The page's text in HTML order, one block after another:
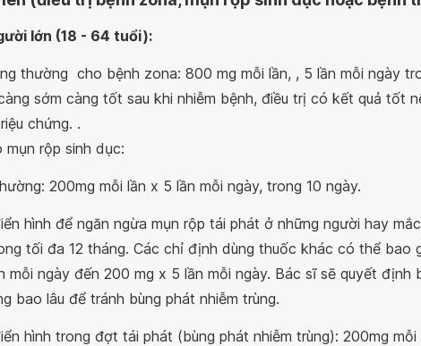
lớn (18 - 64 tuổi):
thường cho bệnh zona: 800 mg mỗi lần, , 5 lần mỗi ngày
sớm càng tốt sau khi nhiễm bệnh, điều trị có kết quả tốt
chứng. .
mụn rộp sinh dục:
200mg mỗi lần x 5 lần mỗi ngày, trong 10 ngày.
hình để ngăn ngừa mụn rộp tái phát ở những người hay
tối đa 12 tháng. Các chỉ định dùng thuốc khác có thể bao
mỗi ngày đến 200 mg x 5 lần mỗi ngày. Bác sĩ sẽ quyết định
bao lâu để tránh bùng phát nhiễm trùng.
hình trong đợt tái phát (bùng phát nhiễm trùng): 200mg mỗi